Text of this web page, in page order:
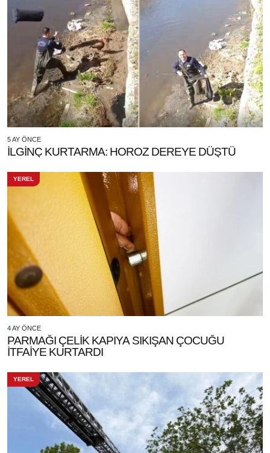
5 AY ÖNCE
İLGİNÇ KURTARMA: HOROZ DEREYE DÜŞTÜ
YEREL
4 AY ÖNCE
PARMAĞI ÇELİK KAPIYA SIKIŞAN ÇOCUĞU
İTFAİYE KURTARDI
YEREL